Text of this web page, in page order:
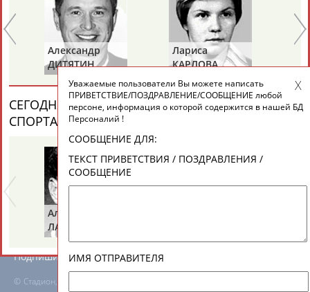
24 персон из 13181
ТАБЛО АКТИВНОСТИ
ЦЕЛИ ПРОЕКТА КОНТАКТЫ
Вопросы сотрудничества и совместной деятельности
© Стадион, 1998-2026
Адресов в новостной рассылке: 996
Подпишись
Александр
ДИТЯТИН
Лариса
КАРЛОВА
СЕГОДНЯ ДЕНЬ ПАМЯТИ У ПЕРСОН ИЗ МИРА
СПОРТА (6 ПЕРСОНАЛИЙ)
Альгирдас
ЛАУРИТЕНАС
Уважаемые пользователи Вы можете написать
ПРИВЕТСТВИЕ/ПОЗДРАВЛЕНИЕ/СООБЩЕНИЕ любой
персоне, информация о которой содержится в нашей БД
Персоналий !
СООБЩЕНИЕ ДЛЯ:
ТЕКСТ ПРИВЕТСТВИЯ / ПОЗДРАВЛЕНИЯ /
СООБЩЕНИЕ
ИМЯ ОТПРАВИТЕЛЯ